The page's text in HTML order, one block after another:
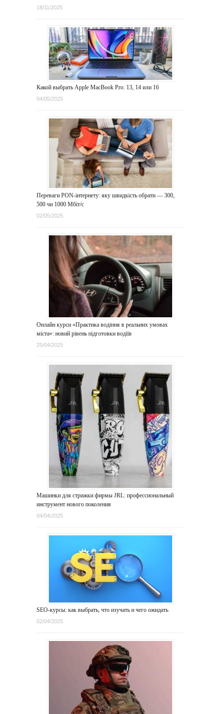
18/11/2025
Какой выбрать Apple MacBook Pro: 13, 14 или 16
04/05/2025
Переваги PON-інтернету: яку швидкість обрати — 300,
500 чи 1000 Мбіт/с
02/05/2025
Онлайн курси «Практика водіння в реальних умовах
міста»: новий рівень підготовки водіїв
25/04/2025
Машинки для стрижки фирмы JRL: профессиональный
инструмент нового поколения
04/04/2025
SEO-курсы: как выбрать, что изучать и чего ожидать
02/04/2025